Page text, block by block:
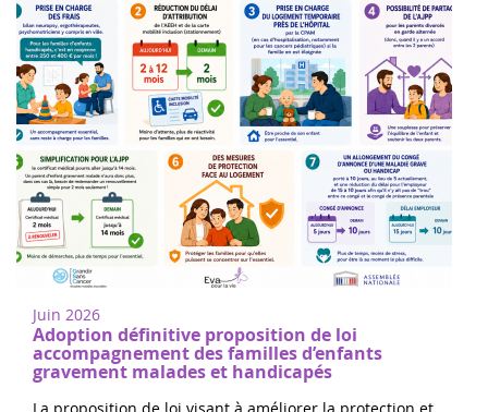
Juin 2026
Adoption définitive proposition de loi
accompagnement des familles d’enfants
gravement malades et handicapés